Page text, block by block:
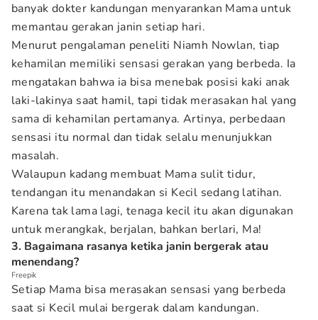
banyak dokter kandungan menyarankan Mama untuk
memantau gerakan janin setiap hari.
Menurut pengalaman peneliti Niamh Nowlan, tiap
kehamilan memiliki sensasi gerakan yang berbeda. Ia
mengatakan bahwa ia bisa menebak posisi kaki anak
laki-lakinya saat hamil, tapi tidak merasakan hal yang
sama di kehamilan pertamanya. Artinya, perbedaan
sensasi itu normal dan tidak selalu menunjukkan
masalah.
Walaupun kadang membuat Mama sulit tidur,
tendangan itu menandakan si Kecil sedang latihan.
Karena tak lama lagi, tenaga kecil itu akan digunakan
untuk merangkak, berjalan, bahkan berlari, Ma!
3. Bagaimana rasanya ketika janin bergerak atau
menendang?
Freepik
Setiap Mama bisa merasakan sensasi yang berbeda
saat si Kecil mulai bergerak dalam kandungan.